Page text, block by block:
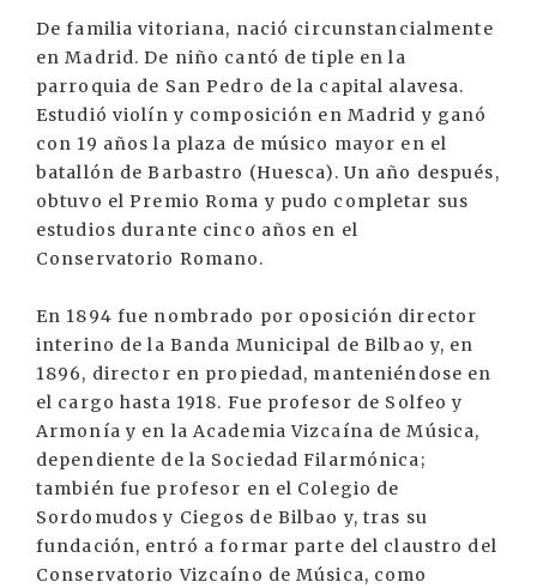
De familia vitoriana, nació circunstancialmente
en Madrid. De niño cantó de tiple en la
parroquia de San Pedro de la capital alavesa.
Estudió violín y composición en Madrid y ganó
con 19 años la plaza de músico mayor en el
batallón de Barbastro (Huesca). Un año después,
obtuvo el Premio Roma y pudo completar sus
estudios durante cinco años en el
Conservatorio Romano.
En 1894 fue nombrado por oposición director
interino de la Banda Municipal de Bilbao y, en
1896, director en propiedad, manteniéndose en
el cargo hasta 1918. Fue profesor de Solfeo y
Armonía y en la Academia Vizcaína de Música,
dependiente de la Sociedad Filarmónica;
también fue profesor en el Colegio de
Sordomudos y Ciegos de Bilbao y, tras su
fundación, entró a formar parte del claustro del
Conservatorio Vizcaíno de Música, como